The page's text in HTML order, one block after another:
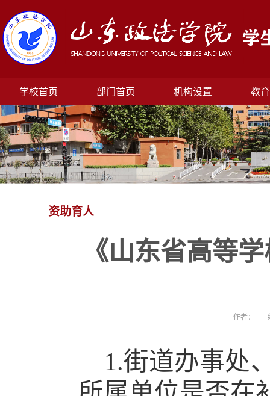
学校首页 部门首页 机构设置 教
资助育人
《山东省高等
作者：
1.街道办事处